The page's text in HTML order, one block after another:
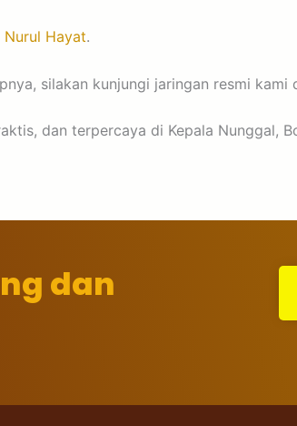
Nurul Hayat.
silakan kunjungi jaringan resmi kami
dan terpercaya di Kepala Nunggal,
dan